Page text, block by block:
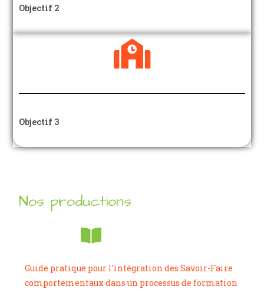
Objectif 2
Objectif 3
Nos productions
Guide pratique pour l’intégration des Savoir-Faire
comportementaux dans un processus de formation